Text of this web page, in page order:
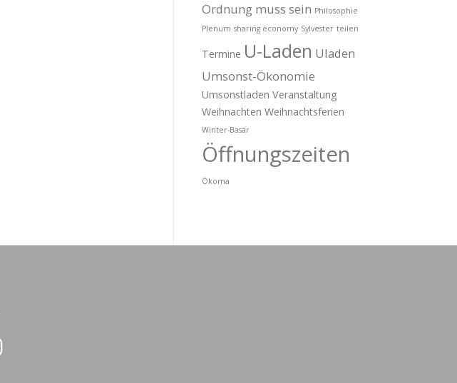
Ordnung muss sein Philosophie
Plenum sharing economy Sylvester teilen
Termine U-Laden Uladen
Umsonst-Ökonomie
Umsonstladen Veranstaltung
Weihnachten Weihnachtsferien
Winter-Basar
Öffnungszeiten
Ökoma